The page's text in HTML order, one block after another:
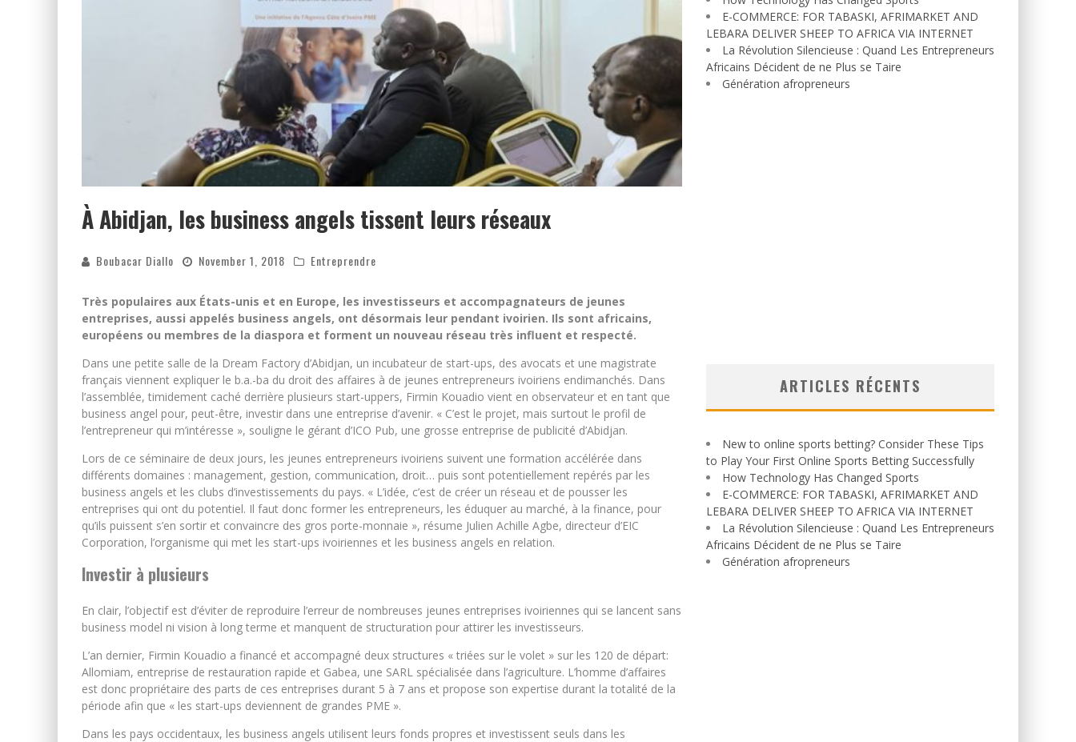
À Abidjan, les business angels tissent leurs réseaux
Boubacar Diallo November 1, 2018 Entreprendre
Très populaires aux États-unis et en Europe, les investisseurs et accompagnateurs de jeunes
entreprises, aussi appelés business angels, ont désormais leur pendant ivoirien. Ils sont africains,
européens ou membres de la diaspora et forment un nouveau réseau très influent et respecté.
Dans une petite salle de la Dream Factory d’Abidjan, un incubateur de start-ups, des avocats et une magistrate
français viennent expliquer le b.a.-ba du droit des affaires à de jeunes entrepreneurs ivoiriens endimanchés. Dans
l’assemblée, timidement caché derrière plusieurs start-uppers, Firmin Kouadio vient en observateur et en tant que
business angel pour, peut-être, investir dans une entreprise d’avenir. « C’est le projet, mais surtout le profil de
l’entrepreneur qui m’intéresse », souligne le gérant d’ICO Pub, une grosse entreprise de publicité d’Abidjan.
Lors de ce séminaire de deux jours, les jeunes entrepreneurs ivoiriens suivent une formation accélérée dans
différents domaines : management, gestion, communication, droit… puis sont potentiellement repérés par les
business angels et les clubs d’investissements du pays. « L’idée, c’est de créer un réseau et de pousser les
entreprises qui ont du potentiel. Il faut donc former les entrepreneurs, les éduquer au marché, à la finance, pour
qu’ils puissent s’en sortir et convaincre des gros porte-monnaie », résume Julien Achille Agbe, directeur d’EIC
Corporation, l’organisme qui met les start-ups ivoiriennes et les business angels en relation.
Investir à plusieurs
En clair, l’objectif est d’éviter de reproduire l’erreur de nombreuses jeunes entreprises ivoiriennes qui se lancent sans
business model ni vision à long terme et manquent de structuration pour attirer les investisseurs.
L’an dernier, Firmin Kouadio a financé et accompagné deux structures « triées sur le volet » sur les 120 de départ:
Allomiam, entreprise de restauration rapide et Gabea, une SARL spécialisée dans l’agriculture. L’homme d’affaires
est donc propriétaire des parts de ces entreprises durant 5 à 7 ans et propose son expertise durant la totalité de la
période afin que « les start-ups deviennent de grandes PME ».
Dans les pays occidentaux, les business angels utilisent leurs fonds propres et investissent seuls dans les
E-COMMERCE: FOR TABASKI, AFRIMARKET AND
LEBARA DELIVER SHEEP TO AFRICA VIA INTERNET
La Révolution Silencieuse : Quand Les Entrepreneurs
Africains Décident de ne Plus se Taire
Génération afropreneurs
ARTICLES RÉCENTS
New to online sports betting? Consider These Tips
to Play Your First Online Sports Betting Successfully
How Technology Has Changed Sports
E-COMMERCE: FOR TABASKI, AFRIMARKET AND
LEBARA DELIVER SHEEP TO AFRICA VIA INTERNET
La Révolution Silencieuse : Quand Les Entrepreneurs
Africains Décident de ne Plus se Taire
Génération afropreneurs